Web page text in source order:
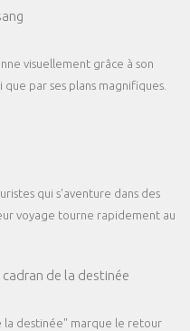
visuellement grâce à son
par ses plans magnifiques.
qui s'aventure dans des
voyage tourne rapidement au
de la destinée
la destinée" marque le retour